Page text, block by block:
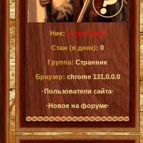
Ник: отсутствует
Стаж (в днях): 0
Группа: Странник
Браузер: chrome 131.0.0.0
·Пользователи сайта·
·Новое на форуме·